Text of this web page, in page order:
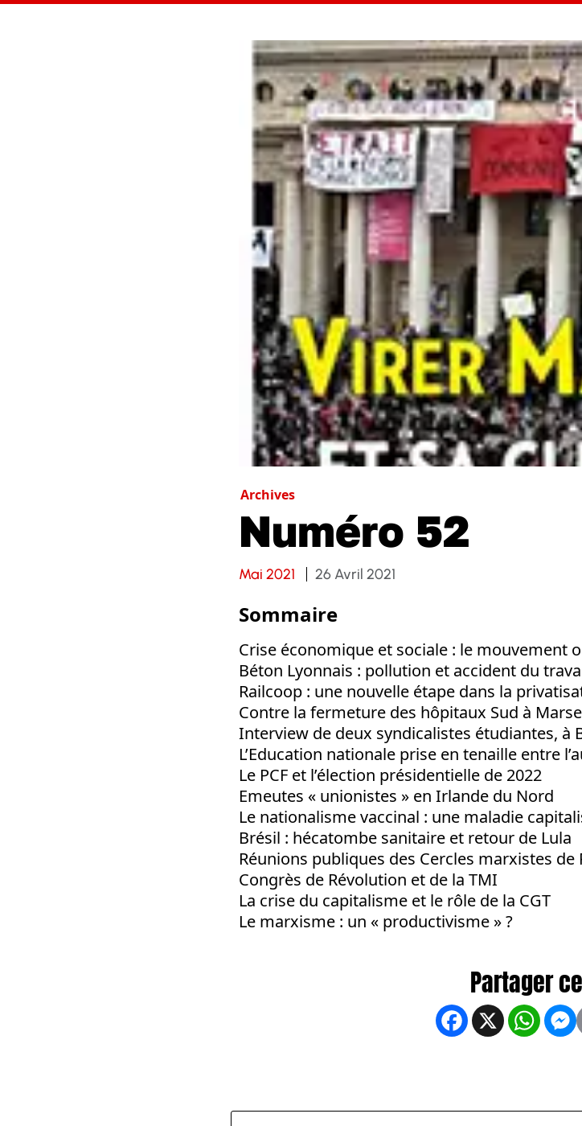
Archives
Numéro 52
Mai 2021 26 Avril 2021
Sommaire
Crise économique et sociale : le mouvement
Béton Lyonnais : pollution et accident du
Railcoop : une nouvelle étape dans la
Contre la fermeture des hôpitaux Sud à
Interview de deux syndicalistes étudiantes, à
L’Education nationale prise en tenaille entre
Le PCF et l’élection présidentielle de 2022
Emeutes « unionistes » en Irlande du Nord
Le nationalisme vaccinal : une maladie
Brésil : hécatombe sanitaire et retour de Lula
Réunions publiques des Cercles marxistes de
Congrès de Révolution et de la TMI
La crise du capitalisme et le rôle de la CGT
Le marxisme : un « productivisme » ?
Facebook
X